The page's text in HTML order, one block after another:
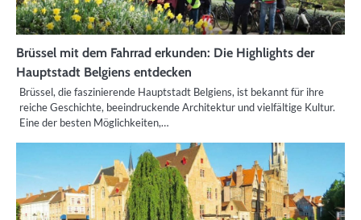
Brüssel mit dem Fahrrad erkunden: Die Highlights der
Hauptstadt Belgiens entdecken
Brüssel, die faszinierende Hauptstadt Belgiens, ist bekannt für ihre
reiche Geschichte, beeindruckende Architektur und vielfältige Kultur.
Eine der besten Möglichkeiten,…